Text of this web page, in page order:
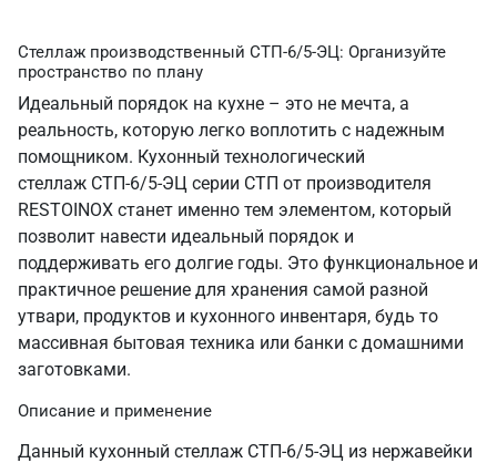
Стеллаж производственный СТП-6/5-ЭЦ: Организуйте
пространство по плану
Идеальный порядок на кухне – это не мечта, а
реальность, которую легко воплотить с надежным
помощником. Кухонный технологический
стеллаж СТП-6/5-ЭЦ серии СТП от производителя
RESTOINOX станет именно тем элементом, который
позволит навести идеальный порядок и
поддерживать его долгие годы. Это функциональное и
практичное решение для хранения самой разной
утвари, продуктов и кухонного инвентаря, будь то
массивная бытовая техника или банки с домашними
заготовками.
Описание и применение
Данный кухонный стеллаж СТП-6/5-ЭЦ из нержавейки